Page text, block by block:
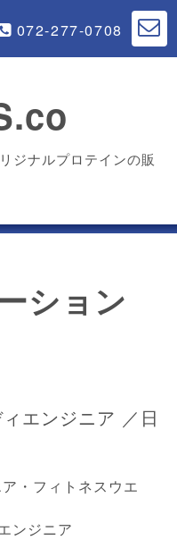
072-277-0708
ジナルプロテインの販
ション
エンジニア ／日
・フィトネスウエ
ンジニア